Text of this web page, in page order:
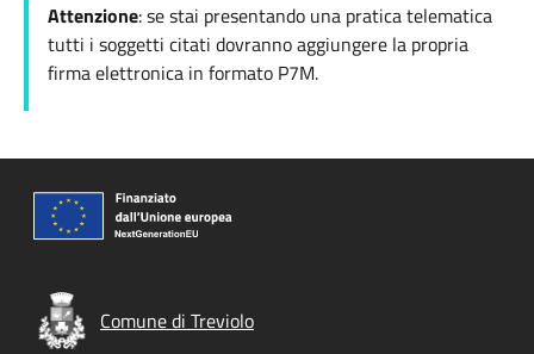
Attenzione: se stai presentando una pratica telematica
tutti i soggetti citati dovranno aggiungere la propria
firma elettronica in formato P7M.
Comune di Treviolo